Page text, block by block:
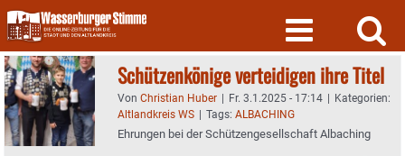
Skip
to
content
Schützenkönige verteidigen ihre Titel
Von Christian Huber | Fr. 3.1.2025 - 17:14 | Kategorien:
Altlandkreis WS | Tags: ALBACHING
Ehrungen bei der Schützengesellschaft Albaching